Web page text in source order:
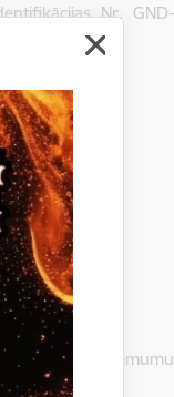
Nr. GND-
pieņēmusi lēmumu
16/ERAF.